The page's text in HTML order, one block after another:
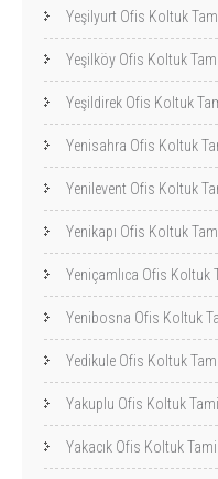
Yeşilyurt Ofis Koltuk
Yeşilköy Ofis Koltuk
Yeşildirek Ofis Koltuk
Yenisahra Ofis Koltuk
Yenilevent Ofis Koltuk
Yenikapı Ofis Koltuk
Yeniçamlıca Ofis Koltuk
Yenibosna Ofis Koltuk
Yedikule Ofis Koltuk
Yakuplu Ofis Koltuk
Yakacık Ofis Koltuk